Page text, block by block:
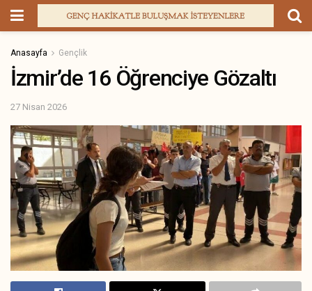
Anasayfa Gençlik
İzmir’de 16 Öğrenciye Gözaltı
27 Nisan 2026